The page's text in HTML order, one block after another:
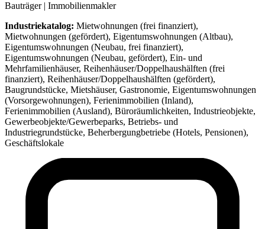
Bauträger | Immobilienmakler
Industriekatalog: Mietwohnungen (frei finanziert),
Mietwohnungen (gefördert), Eigentumswohnungen (Altbau),
Eigentumswohnungen (Neubau, frei finanziert),
Eigentumswohnungen (Neubau, gefördert), Ein- und
Mehrfamilienhäuser, Reihenhäuser/Doppelhaushälften (frei
finanziert), Reihenhäuser/Doppelhaushälften (gefördert),
Baugrundstücke, Mietshäuser, Gastronomie, Eigentumswohnungen
(Vorsorgewohnungen), Ferienimmobilien (Inland),
Ferienimmobilien (Ausland), Büroräumlichkeiten, Industrieobjekte,
Gewerbeobjekte/Gewerbeparks, Betriebs- und
Industriegrundstücke, Beherbergungbetriebe (Hotels, Pensionen),
Geschäftslokale